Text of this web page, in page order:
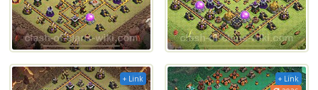
+ Link
+ Link